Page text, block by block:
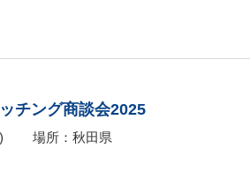
チング商談会2025
場所：秋田県